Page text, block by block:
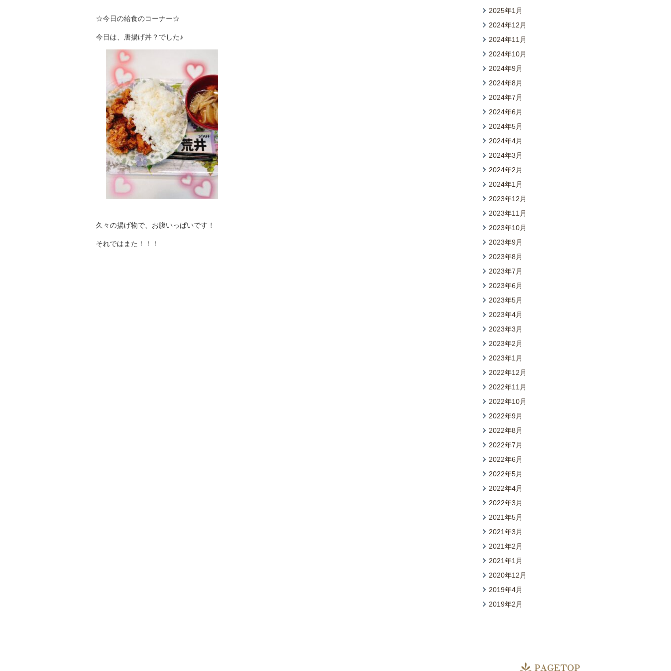
☆今日の給食のコーナー☆
今日は、唐揚げ丼？でした♪
久々の揚げ物で、お腹いっぱいです！
それではまた！！！
2025年1月
2024年12月
2024年11月
2024年10月
2024年9月
2024年8月
2024年7月
2024年6月
2024年5月
2024年4月
2024年3月
2024年2月
2024年1月
2023年12月
2023年11月
2023年10月
2023年9月
2023年8月
2023年7月
2023年6月
2023年5月
2023年4月
2023年3月
2023年2月
2023年1月
2022年12月
2022年11月
2022年10月
2022年9月
2022年8月
2022年7月
2022年6月
2022年5月
2022年4月
2022年3月
2021年5月
2021年3月
2021年2月
2021年1月
2020年12月
2019年4月
2019年2月